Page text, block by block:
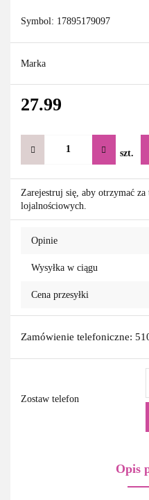
Symbol: 17895179097
Marka
27.99
szt.
Zarejestruj się, aby otrzymać
lojalnościowych.
Opinie
Wysyłka w ciągu
Cena przesyłki
Zamówienie telefoniczne:
Zostaw telefon
Opis